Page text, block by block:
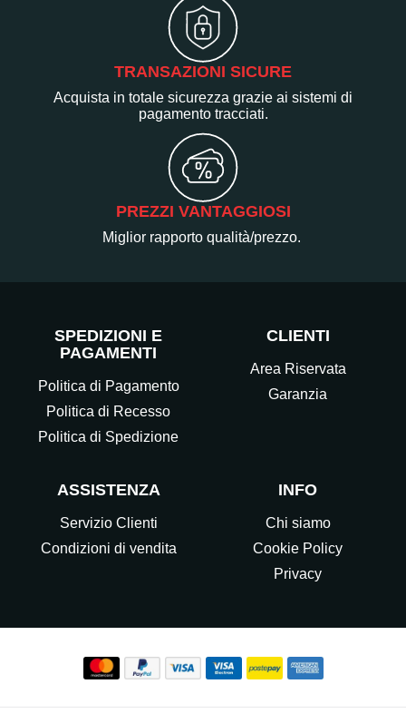
TRANSAZIONI SICURE
Acquista in totale sicurezza grazie ai sistemi di
pagamento tracciati.
PREZZI VANTAGGIOSI
Miglior rapporto qualità/prezzo.
SPEDIZIONI E
PAGAMENTI
Politica di Pagamento
Politica di Recesso
Politica di Spedizione
CLIENTI
Area Riservata
Garanzia
ASSISTENZA
Servizio Clienti
Condizioni di vendita
INFO
Chi siamo
Cookie Policy
Privacy